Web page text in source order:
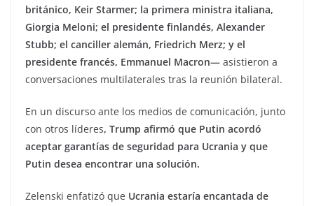
británico, Keir Starmer; la primera ministra italiana,
Giorgia Meloni; el presidente finlandés, Alexander
Stubb; el canciller alemán, Friedrich Merz; y el
presidente francés, Emmanuel Macron— asistieron a
conversaciones multilaterales tras la reunión bilateral.
En un discurso ante los medios de comunicación, junto
con otros líderes, Trump afirmó que Putin acordó
aceptar garantías de seguridad para Ucrania y que
Putin desea encontrar una solución.
Zelenski enfatizó que Ucrania estaría encantada de